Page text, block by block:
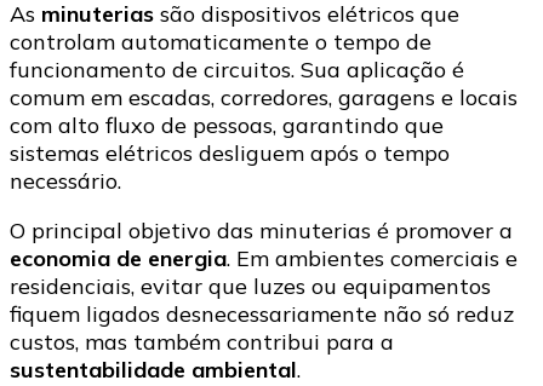
As minuterias são dispositivos elétricos que
controlam automaticamente o tempo de
funcionamento de circuitos. Sua aplicação é
comum em escadas, corredores, garagens e locais
com alto fluxo de pessoas, garantindo que
sistemas elétricos desliguem após o tempo
necessário.
O principal objetivo das minuterias é promover a
economia de energia. Em ambientes comerciais e
residenciais, evitar que luzes ou equipamentos
fiquem ligados desnecessariamente não só reduz
custos, mas também contribui para a
sustentabilidade ambiental.